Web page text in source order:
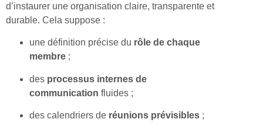
d’instaurer une organisation claire, transparente et
durable. Cela suppose :
une définition précise du rôle de chaque
membre ;
des processus internes de
communication fluides ;
des calendriers de réunions prévisibles ;